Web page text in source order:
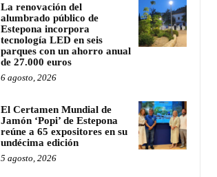
La renovación del
alumbrado público de
Estepona incorpora
tecnología LED en seis
parques con un ahorro anual
de 27.000 euros
6 agosto, 2026
El Certamen Mundial de
Jamón ‘Popi’ de Estepona
reúne a 65 expositores en su
undécima edición
5 agosto, 2026